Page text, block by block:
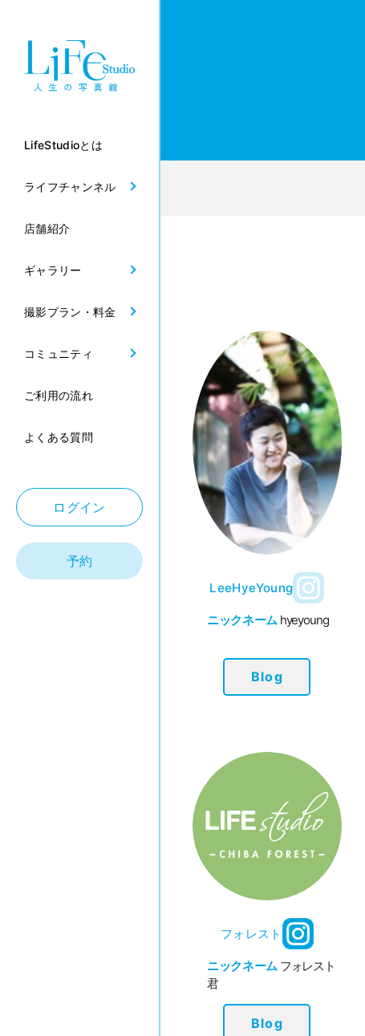
LifeStudioとは
ライフチャンネル
店舗紹介
ギャラリー
撮影プラン・料金
コミュニティ
ご利用の流れ
よくある質問
ログイン
予約
LeeHyeYoung
ニックネームhyeyoung
Blog
フォレスト
ニックネームフォレスト
君
Blog